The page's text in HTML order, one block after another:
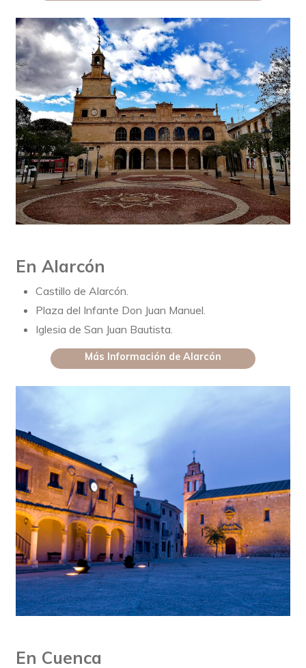
En Alarcón
Castillo de Alarcón.
Plaza del Infante Don Juan Manuel.
Iglesia de San Juan Bautista.
Más Información de Alarcón
En Cuenca